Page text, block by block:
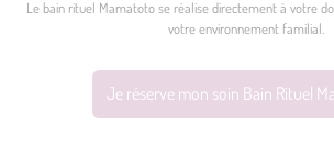
Le bain rituel Mamatoto se réalise directement à votre
votre environnement familial.
Je réserve mon soin Bain Rituel